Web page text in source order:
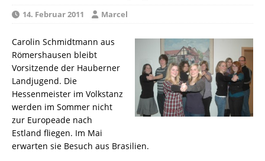
14. Februar 2011 Marcel
Carolin Schmidtmann aus
Römershausen bleibt
Vorsitzende der Hauberner
Landjugend. Die
Hessenmeister im Volkstanz
werden im Sommer nicht
zur Europeade nach
Estland fliegen. Im Mai
erwarten sie Besuch aus Brasilien.